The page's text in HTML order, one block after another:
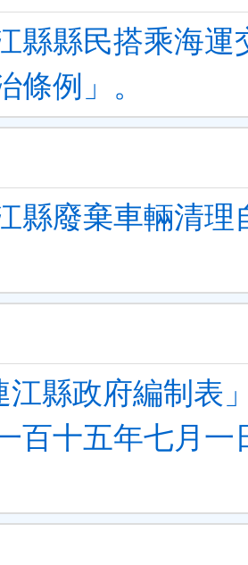
單)
縣縣民搭乘海運
條例」。
縣廢棄車輛清理
江縣政府編制表
百十五年七月一